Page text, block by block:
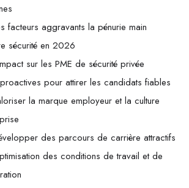
facteurs aggravants la pénurie main
sécurité en 2026
sur les PME de sécurité privée
pour attirer les candidats fiables
la marque employeur et la culture
des parcours de carrière attractifs
des conditions de travail et de